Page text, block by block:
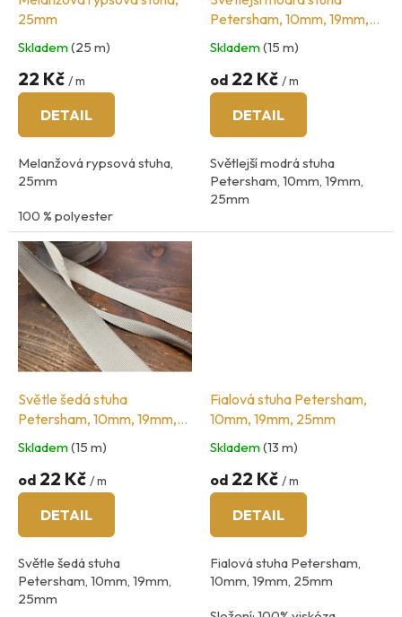
d
k
ů
25mm
Skladem(25 m)
22 Kč / m
DETAIL
Melanžová rypsová stuha,
25mm
100 % polyester
země původu: Itálie
Petersham, 10mm, 19mm,
25mm
Skladem(15 m)
od 22 Kč / m
DETAIL
Světlejší modrá stuha
Petersham, 10mm, 19mm,
25mm
Složení: 100% viskóza
Světle šedá stuha
Petersham, 10mm, 19mm,
Skladem(15 m)
od 22 Kč / m
DETAIL
Světle šedá stuha
Petersham, 10mm, 19mm,
25mm
Fialová stuha Petersham,
10mm, 19mm, 25mm
Skladem(13 m)
od 22 Kč / m
DETAIL
Fialová stuha Petersham,
10mm, 19mm, 25mm